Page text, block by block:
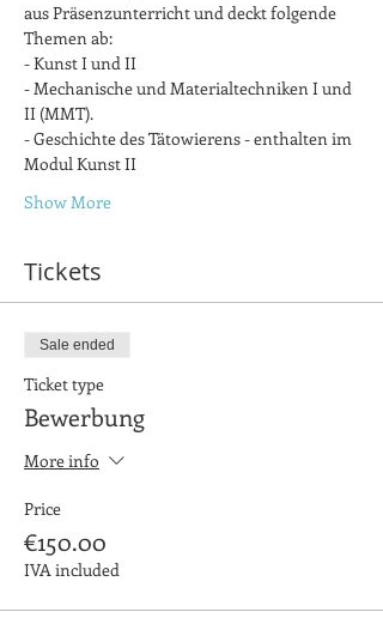
aus Präsenzunterricht und deckt folgende
Themen ab:
- Kunst I und II
- Mechanische und Materialtechniken I und
II (MMT).
- Geschichte des Tätowierens - enthalten im
Modul Kunst II
Show More
Tickets
Sale ended
Ticket type
Bewerbung
More info
Price
€150.00
IVA included